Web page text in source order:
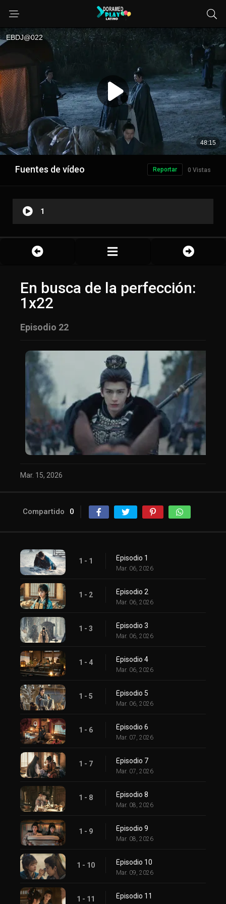
Fuentes de vídeo 0 Vistas
Reportar
1
En busca de la perfección:
1x22
Episodio 22
Mar. 15, 2026
Compartido 0
1 - 1 Episodio 1
Mar. 06, 2026
1 - 2 Episodio 2
Mar. 06, 2026
1 - 3 Episodio 3
Mar. 06, 2026
1 - 4 Episodio 4
Mar. 06, 2026
1 - 5 Episodio 5
Mar. 06, 2026
1 - 6 Episodio 6
Mar. 07, 2026
1 - 7 Episodio 7
Mar. 07, 2026
1 - 8 Episodio 8
Mar. 08, 2026
1 - 9 Episodio 9
Mar. 08, 2026
1 - 10 Episodio 10
Mar. 09, 2026
1 - 11 Episodio 11